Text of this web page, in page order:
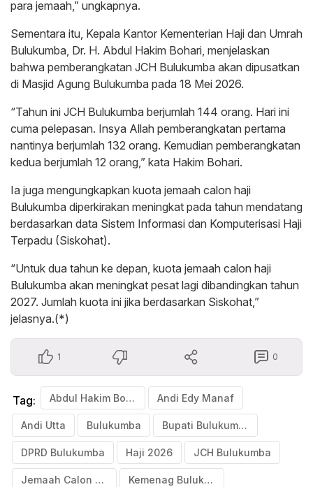
para jemaah,” ungkapnya.
Sementara itu, Kepala Kantor Kementerian Haji dan Umrah
Bulukumba, Dr. H. Abdul Hakim Bohari, menjelaskan
bahwa pemberangkatan JCH Bulukumba akan dipusatkan
di Masjid Agung Bulukumba pada 18 Mei 2026.
“Tahun ini JCH Bulukumba berjumlah 144 orang. Hari ini
cuma pelepasan. Insya Allah pemberangkatan pertama
nantinya berjumlah 132 orang. Kemudian pemberangkatan
kedua berjumlah 12 orang,” kata Hakim Bohari.
Ia juga mengungkapkan kuota jemaah calon haji
Bulukumba diperkirakan meningkat pada tahun mendatang
berdasarkan data Sistem Informasi dan Komputerisasi Haji
Terpadu (Siskohat).
“Untuk dua tahun ke depan, kuota jemaah calon haji
Bulukumba akan meningkat pesat lagi dibandingkan tahun
2027. Jumlah kuota ini jika berdasarkan Siskohat,”
jelasnya.(*)
1 0
Tag: Abdul Hakim Bohari Andi Edy Manaf
Andi Utta Bulukumba Bupati Bulukumba
DPRD Bulukumba Haji 2026 JCH Bulukumba
Jemaah Calon Haji Kemenag Bulukumba